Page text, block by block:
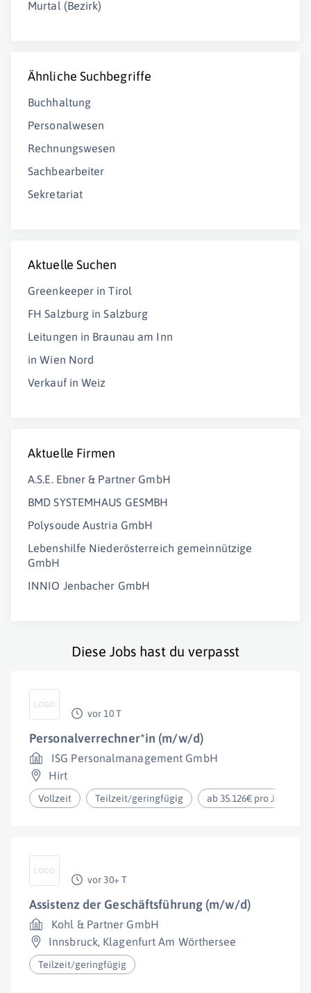
Murtal (Bezirk)
Ähnliche Suchbegriffe
Buchhaltung
Personalwesen
Rechnungswesen
Sachbearbeiter
Sekretariat
Aktuelle Suchen
Greenkeeper in Tirol
FH Salzburg in Salzburg
Leitungen in Braunau am Inn
in Wien Nord
Verkauf in Weiz
Aktuelle Firmen
A.S.E. Ebner & Partner GmbH
BMD SYSTEMHAUS GESMBH
Polysoude Austria GmbH
Lebenshilfe Niederösterreich gemeinnützige
GmbH
INNIO Jenbacher GmbH
Diese Jobs hast du verpasst
vor 10 T
Personalverrechner*in (m/w/d)
ISG Personalmanagement GmbH
Hirt
Vollzeit Teilzeit/geringfügig ab 35.126€ pro Jahr
vor 30+ T
Assistenz der Geschäftsführung (m/w/d)
Kohl & Partner GmbH
Innsbruck, Klagenfurt Am Wörthersee
Teilzeit/geringfügig